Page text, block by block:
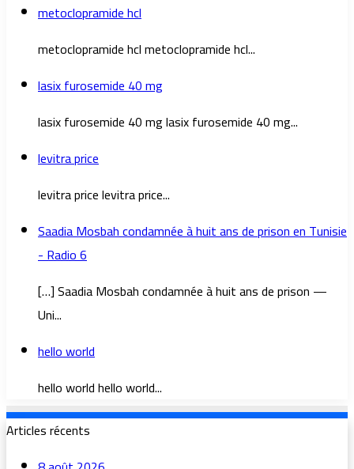
metoclopramide hcl
metoclopramide hcl metoclopramide hcl...
lasix furosemide 40 mg
lasix furosemide 40 mg lasix furosemide 40 mg...
levitra price
levitra price levitra price...
Saadia Mosbah condamnée à huit ans de prison en Tunisie
- Radio 6
[…] Saadia Mosbah condamnée à huit ans de prison —
Uni...
hello world
hello world hello world...
Articles récents